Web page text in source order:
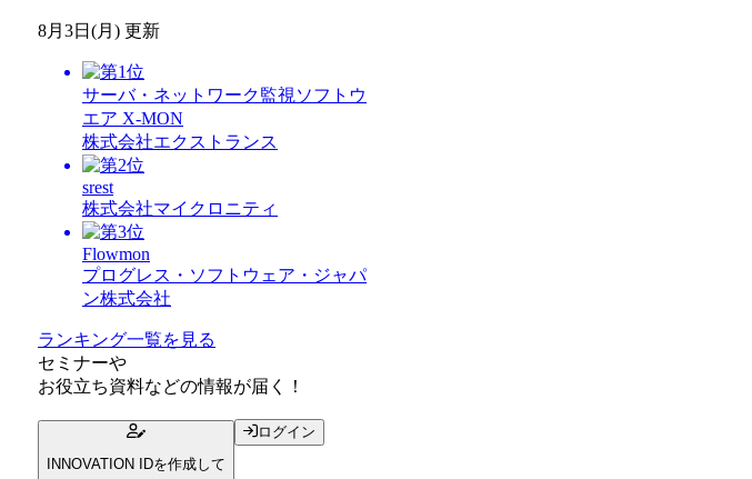
8月3日(月) 更新
サーバ・ネットワーク監視ソフトウ
エア X-MON
株式会社エクストランス
srest
株式会社マイクロニティ
Flowmon
プログレス・ソフトウェア・ジャパ
ン株式会社
ランキング一覧を見る
セミナーや
お役立ち資料などの情報が届く！
INNOVATION IDを作成して
ログイン